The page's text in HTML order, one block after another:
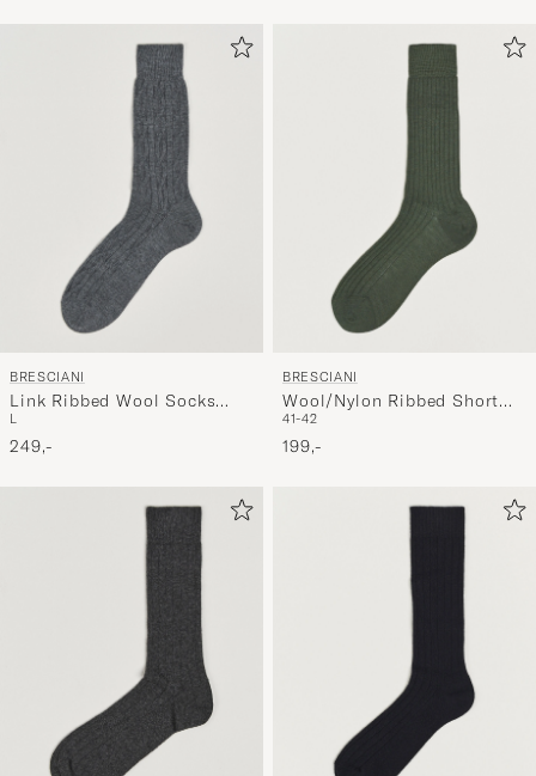
BRESCIANI
Link Ribbed Wool Socks
Light Grey
L
249,-
BRESCIANI
Wool/Nylon Ribbed Short
Socks Green
41-42
199,-